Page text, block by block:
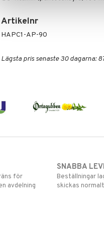
Artikelnr
HAPC1-AP-90
Lägsta pris senaste 30 dagarna:
för
avdelning
SNABBA
Beställningar
skickas